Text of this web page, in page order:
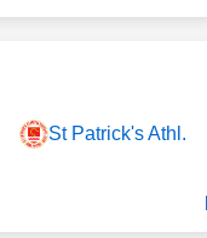
St Patrick's Athl.